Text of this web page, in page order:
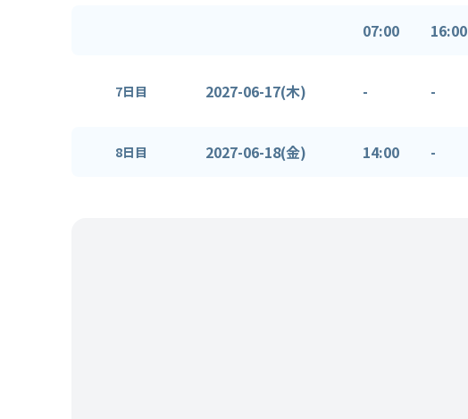
07:00 16:00
7日目 2027-06-17(木) - -
8日目 2027-06-18(金) 14:00 -